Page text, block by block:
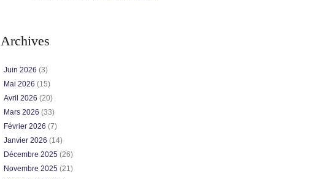
Archives
Juin 2026 (3)
Mai 2026 (15)
Avril 2026 (20)
Mars 2026 (33)
Février 2026 (7)
Janvier 2026 (14)
Décembre 2025 (26)
Novembre 2025 (21)